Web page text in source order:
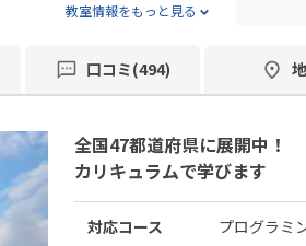
教室情報をもっと見る
口コミ(494)
全国47都道府県に展開中！
カリキュラムで学びます
対応コース プログラミ